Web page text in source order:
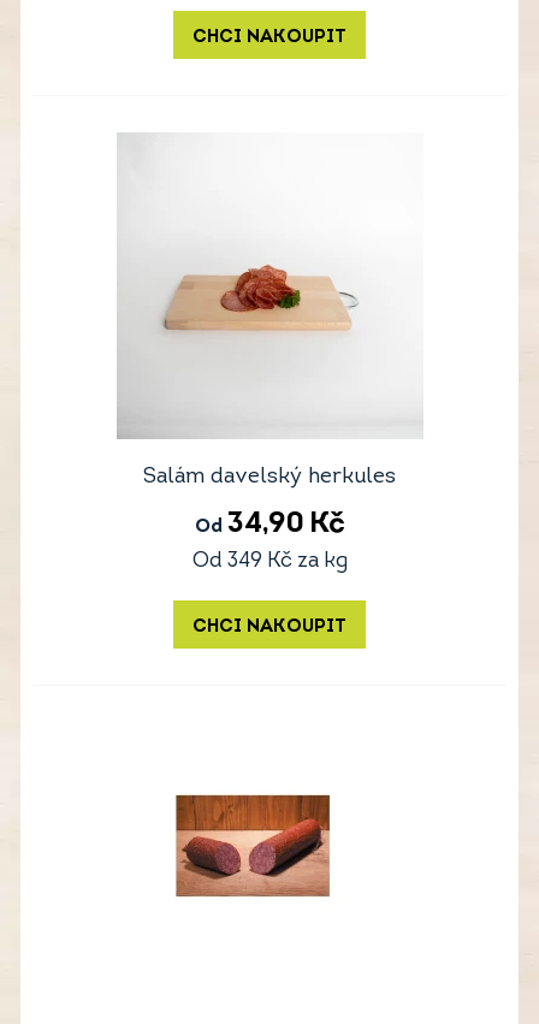
CHCI NAKOUPIT
Salám davelský herkules
Od 34,90 Kč
Od 349 Kč za kg
CHCI NAKOUPIT